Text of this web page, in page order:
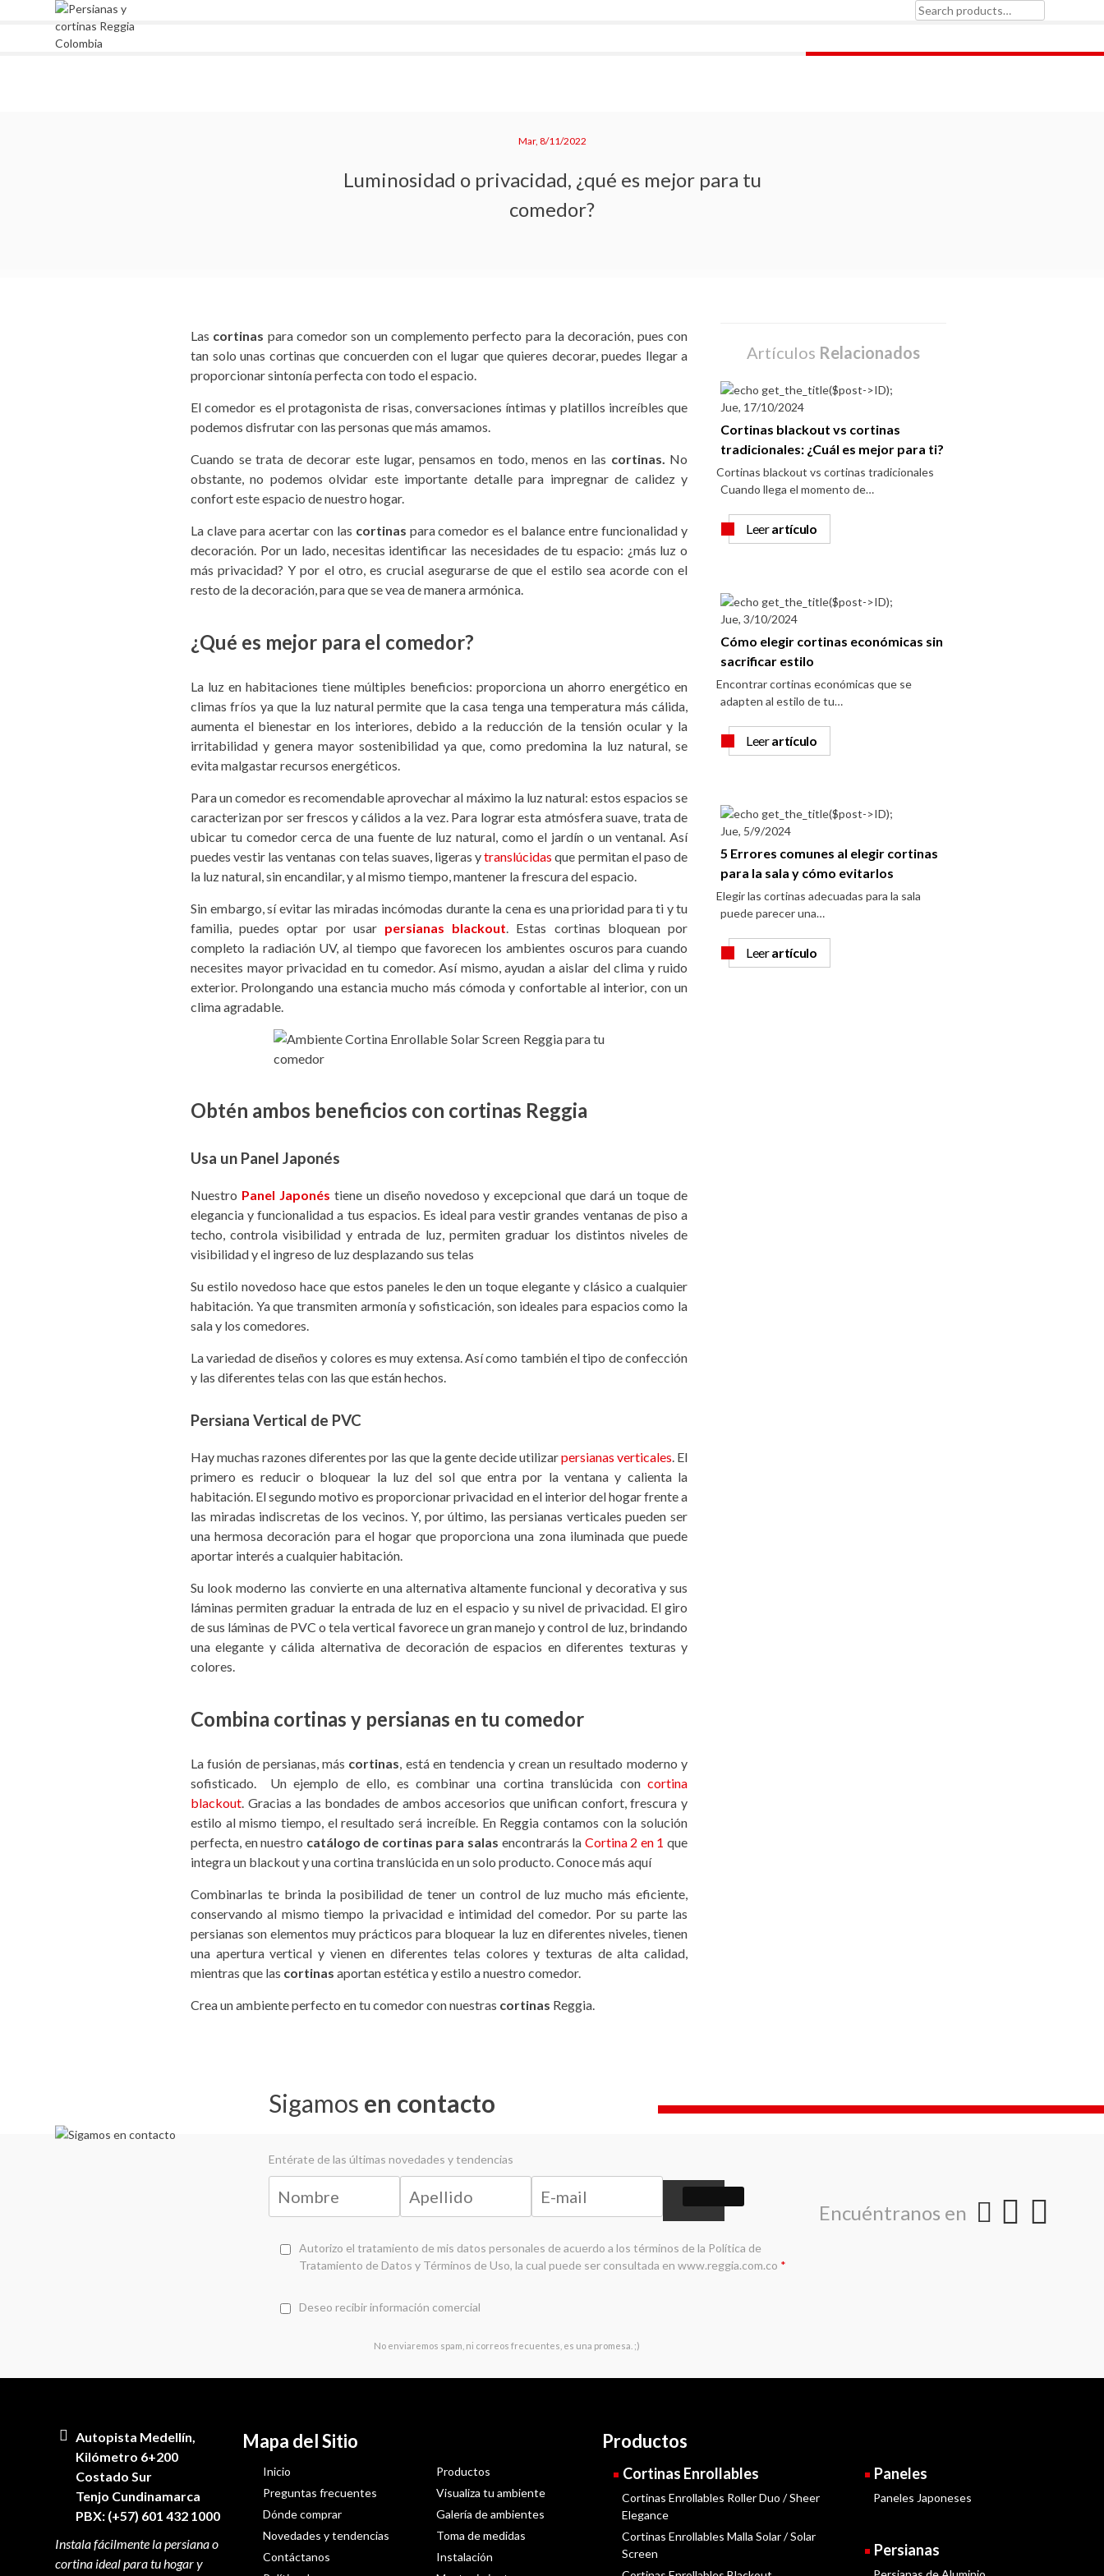
Search
Mar, 8/11/2022
Luminosidad o privacidad, ¿qué es mejor para tu
comedor?
Las cortinas para comedor son un complemento perfecto para la decoración, pues con
tan solo unas cortinas que concuerden con el lugar que quieres decorar, puedes llegar a
proporcionar sintonía perfecta con todo el espacio.
El comedor es el protagonista de risas, conversaciones íntimas y platillos increíbles que
podemos disfrutar con las personas que más amamos.
Cuando se trata de decorar este lugar, pensamos en todo, menos en las cortinas. No
obstante, no podemos olvidar este importante detalle para impregnar de calidez y
confort este espacio de nuestro hogar.
La clave para acertar con las cortinas para comedor es el balance entre funcionalidad y
decoración. Por un lado, necesitas identificar las necesidades de tu espacio: ¿más luz o
más privacidad? Y por el otro, es crucial asegurarse de que el estilo sea acorde con el
resto de la decoración, para que se vea de manera armónica.
¿Qué es mejor para el comedor?
La luz en habitaciones tiene múltiples beneficios: proporciona un ahorro energético en
climas fríos ya que la luz natural permite que la casa tenga una temperatura más cálida,
aumenta el bienestar en los interiores, debido a la reducción de la tensión ocular y la
irritabilidad y genera mayor sostenibilidad ya que, como predomina la luz natural, se
evita malgastar recursos energéticos.
Para un comedor es recomendable aprovechar al máximo la luz natural: estos espacios se
caracterizan por ser frescos y cálidos a la vez. Para lograr esta atmósfera suave, trata de
ubicar tu comedor cerca de una fuente de luz natural, como el jardín o un ventanal. Así
puedes vestir las ventanas con telas suaves, ligeras ytranslúcidasque permitan el paso de
la luz natural, sin encandilar, y al mismo tiempo, mantener la frescura del espacio.
Sin embargo, sí evitar las miradas incómodas durante la cena es una prioridad para ti y tu
familia, puedes optar por usarpersianas blackout . Estas cortinas bloquean por
completo la radiación UV, al tiempo que favorecen los ambientes oscuros para cuando
necesites mayor privacidad en tu comedor. Así mismo, ayudan a aislar del clima y ruido
exterior. Prolongando una estancia mucho más cómoda y confortable al interior, con un
clima agradable.
Obtén ambos beneficios con cortinas Reggia
Usa un Panel Japonés
Nuestro Panel Japonés tiene un diseño novedoso y excepcional que dará un toque de
elegancia y funcionalidad a tus espacios. Es ideal para vestir grandes ventanas de piso a
techo, controla visibilidad y entrada de luz, permiten graduar los distintos niveles de
visibilidad y el ingreso de luz desplazando sus telas
Su estilo novedoso hace que estos paneles le den un toque elegante y clásico a cualquier
habitación. Ya que transmiten armonía y sofisticación, son ideales para espacios como la
sala y los comedores.
La variedad de diseños y colores es muy extensa. Así como también el tipo de confección
y las diferentes telas con las que están hechos.
Persiana Vertical de PVC
Hay muchas razones diferentes por las que la gente decide utilizarpersianas verticales. El
primero es reducir o bloquear la luz del sol que entra por la ventana y calienta la
habitación. El segundo motivo es proporcionar privacidad en el interior del hogar frente a
las miradas indiscretas de los vecinos. Y, por último, las persianas verticales pueden ser
una hermosa decoración para el hogar que proporciona una zona iluminada que puede
aportar interés a cualquier habitación.
Su look moderno las convierte en una alternativa altamente funcional y decorativa y sus
láminas permiten graduar la entrada de luz en el espacio y su nivel de privacidad. El giro
de sus láminas de PVC o tela vertical favorece un gran manejo y control de luz, brindando
una elegante y cálida alternativa de decoración de espacios en diferentes texturas y
colores.
Combina cortinas y persianas en tu comedor
La fusión de persianas, más cortinas , está en tendencia y crean un resultado moderno y
sofisticado. Un ejemplo de ello, es combinar una cortina translúcida con cortina
blackout . Gracias a las bondades de ambos accesorios que unifican confort, frescura y
estilo al mismo tiempo, el resultado será increíble. En Reggia contamos con la solución
perfecta, en nuestro catálogo de cortinas para salas encontrarás la Cortina 2 en 1que
integra un blackout y una cortina translúcida en un solo producto. Conoce más aquí
Combinarlas te brinda la posibilidad de tener un control de luz mucho más eficiente,
conservando al mismo tiempo la privacidad e intimidad del comedor. Por su parte las
persianas son elementos muy prácticos para bloquear la luz en diferentes niveles, tienen
una apertura vertical y vienen en diferentes telas colores y texturas de alta calidad,
mientras que las cortinas aportan estética y estilo a nuestro comedor.
Crea un ambiente perfecto en tu comedor con nuestras cortinas Reggia.
Artículos Relacionados
Jue, 17/10/2024
Cortinas blackout vs cortinas
tradicionales: ¿Cuál es mejor para ti?
Cortinas blackout vs cortinas tradicionales
Cuando llega el momento de…
Leerartículo
Jue, 3/10/2024
Cómo elegir cortinas económicas sin
sacrificar estilo
Encontrar cortinas económicas que se
adapten al estilo de tu…
Leerartículo
Jue, 5/9/2024
5 Errores comunes al elegir cortinas
para la sala y cómo evitarlos
Elegir las cortinas adecuadas para la sala
puede parecer una…
Leerartículo
Sigamos en contacto
Entérate de las últimas novedades y tendencias
Autorizo el tratamiento de mis datos personales de acuerdo a los términos de la Política de
Tratamiento de Datos y Términos de Uso, la cual puede ser consultada enwww.reggia.com.co *
Deseo recibir información comercial
No enviaremos spam, ni correos frecuentes, es una promesa. ;)
Encuéntranos en
Autopista Medellín,
Kilómetro 6+200
Costado Sur
Tenjo Cundinamarca
PBX: (+57) 601 432 1000
Mapa del Sitio
Inicio
Preguntas frecuentes
Dónde comprar
Novedades y tendencias
Contáctanos
Productos
Visualiza tu ambiente
Galería de ambientes
Toma de medidas
Instalación
Productos
Cortinas Enrollables
Cortinas Enrollables Roller Duo / Sheer
Elegance
Cortinas Enrollables Malla Solar / Solar
Screen
Paneles
Paneles Japoneses
Persianas